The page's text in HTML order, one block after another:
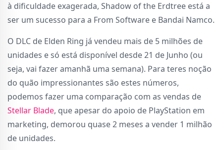
à dificuldade exagerada, Shadow of the Erdtree está a
ser um sucesso para a From Software e Bandai Namco.
O DLC de Elden Ring já vendeu mais de 5 milhões de
unidades e só está disponível desde 21 de Junho (ou
seja, vai fazer amanhã uma semana). Para teres noção
do quão impressionantes são estes números,
podemos fazer uma comparação com as vendas de
Stellar Blade, que apesar do apoio de PlayStation em
marketing, demorou quase 2 meses a vender 1 milhão
de unidades.